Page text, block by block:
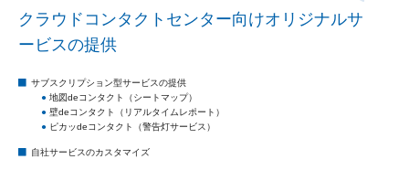
クラウドコンタクトセンター向けオリジナルサ
ービスの提供
サブスクリプション型サービスの提供
● 地図deコンタクト（シートマップ）
● 壁deコンタクト（リアルタイムレポート）
● ピカッdeコンタクト（警告灯サービス）
自社サービスのカスタマイズ